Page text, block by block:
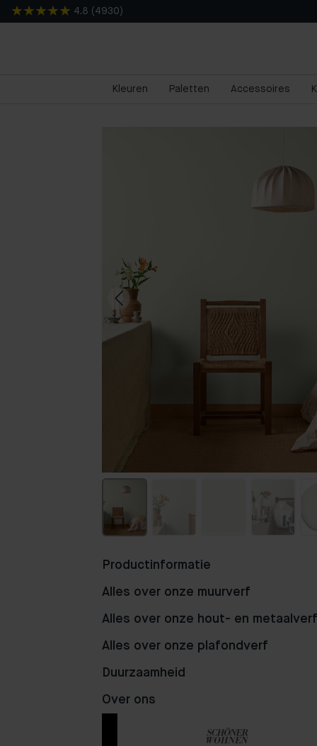
4.8 ( 4930 )
Kleuren Paletten Accessoires
107
Productinformatie
Alles over onze muurverf
Alles over onze hout- en metaalverf
Alles over onze plafondverf
Duurzaamheid
Over ons